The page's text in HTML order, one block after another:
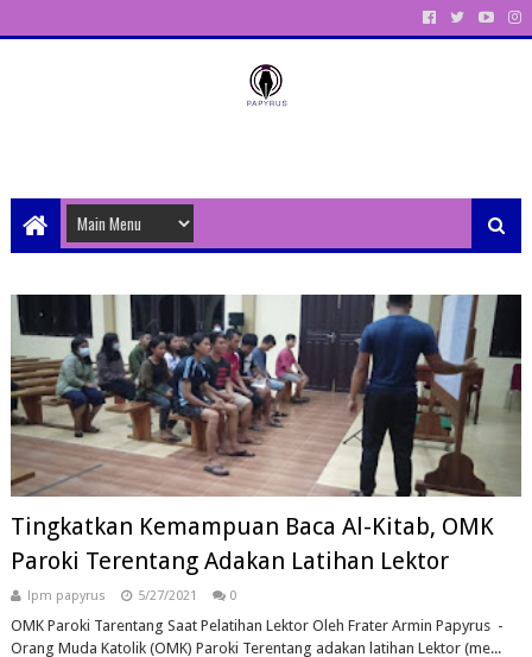
Tingkatkan Kemampuan Baca Al-Kitab, OMK
Paroki Terentang Adakan Latihan Lektor
lpm papyrus 5/27/2021 0
OMK Paroki Tarentang Saat Pelatihan Lektor Oleh Frater Armin Papyrus -
Orang Muda Katolik (OMK) Paroki Terentang adakan latihan Lektor (me...